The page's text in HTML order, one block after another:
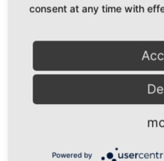
DiesDas & The Other
Antirassismus
Podcast Antirassismus //
consent at any time with
Powered by